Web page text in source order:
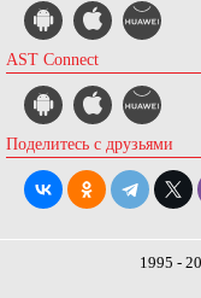
AST Connect
Поделитесь с друзьями
1995 -